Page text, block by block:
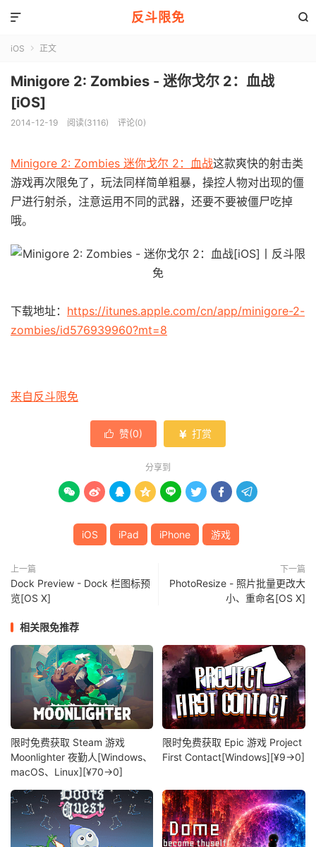
反斗限免 

iOS  正文
Minigore 2: Zombies - 迷你戈尔 2：血战
[iOS]
2014-12-19 阅读(3116) 评论(0)
Minigore 2: Zombies 迷你戈尔 2：血战这款爽快的射击类
游戏再次限免了，玩法同样简单粗暴，操控人物对出现的僵
尸进行射杀，注意运用不同的武器，还要不要被僵尸吃掉
哦。
下载地址： https://itunes.apple.com/cn/app/minigore-2-
zombies/id576939960?mt=8
来自反斗限免
 赞(0)  打赏
分享到
       
iOS iPad iPhone 游戏
上一篇
Dock Preview - Dock 栏图标预
览[OS X]
下一篇
PhotoResize - 照片批量更改大
小、重命名[OS X]
相关限免推荐
限时免费获取 Steam 游戏
Moonlighter 夜勤人[Windows、
macOS、Linux][¥70→0]
限时免费获取 Epic 游戏 Project
First Contact[Windows][¥9→0]